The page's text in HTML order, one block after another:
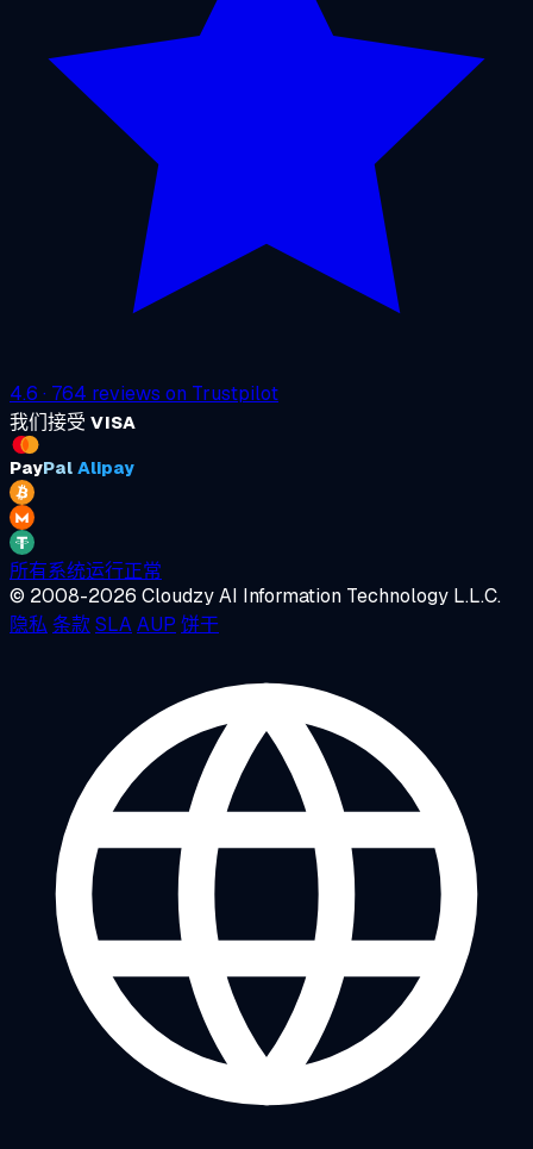
4.6 · 764 reviews on Trustpilot
我们接受 VISA
PayPal Alipay
所有系统运行正常
© 2008-2026 Cloudzy AI Information Technology L.L.C.
隐私 条款SLAAUP 饼干